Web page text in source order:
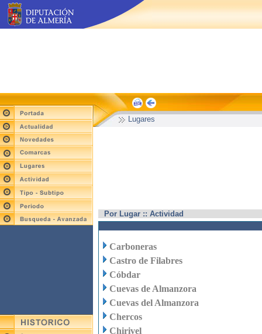
Lugares
Por Lugar :: Actividad
Carboneras
Castro de Filabres
Cóbdar
Cuevas de Almanzora
Cuevas del Almanzora
Chercos
Chirivel